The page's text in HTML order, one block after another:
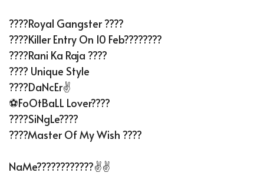
????Royal Gangster ????
????Killer Entry On 10 Feb????????
????Rani Ka Raja ????
???? Unique Style
????DaNcEr✌️
⚽FoOtBaLL Lover????
????SiNgLe????
????Master Of My Wish ????
NaMe????????????✌️✌️